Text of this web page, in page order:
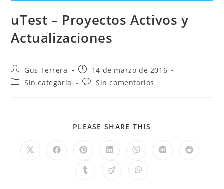
uTest – Proyectos Activos y
Actualizaciones
Gus Terrera
14 de marzo de 2016
Sin categoría
Sin comentarios
PLEASE SHARE THIS